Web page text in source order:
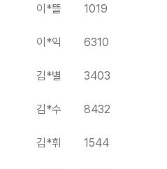
이*뜰 1019
이*익 6310
김*별 3403
김*수 8432
김*휘 1544